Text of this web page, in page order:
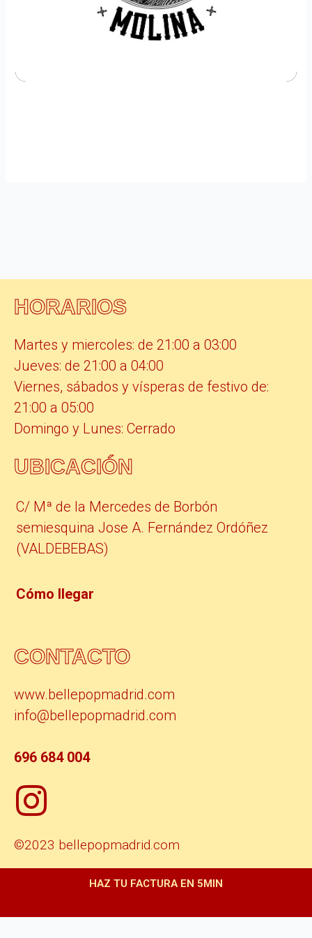
HORARIOS
Martes y miercoles: de 21:00 a 03:00
Jueves: de 21:00 a 04:00
Viernes, sábados y vísperas de festivo de:
21:00 a 05:00
Domingo y Lunes: Cerrado
UBICACIÓN
C/ Mª de la Mercedes de Borbón
semiesquina Jose A. Fernández Ordóñez
(VALDEBEBAS)
Cómo llegar
CONTACTO
www.bellepopmadrid.com
info@bellepopmadrid.com
696 684 004
©2023 bellepopmadrid.com
HAZ TU FACTURA EN 5MIN